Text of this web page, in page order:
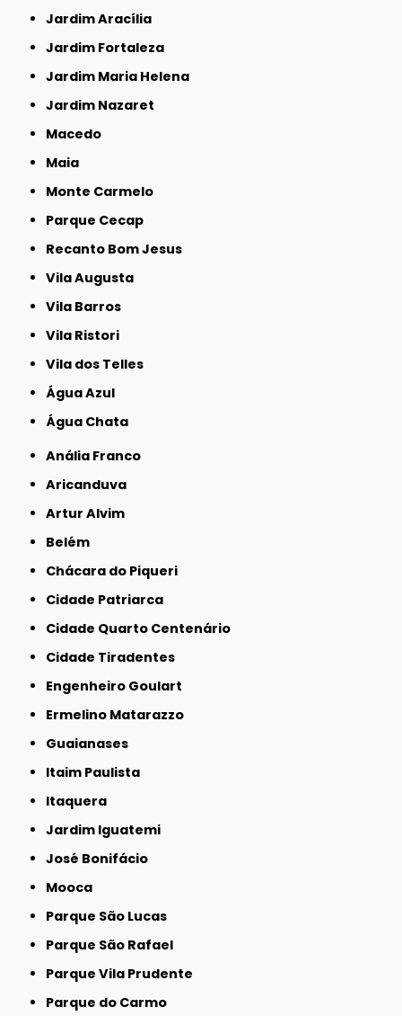
Jardim Aracília
Jardim Fortaleza
Jardim Maria Helena
Jardim Nazaret
Macedo
Maia
Monte Carmelo
Parque Cecap
Recanto Bom Jesus
Vila Augusta
Vila Barros
Vila Ristori
Vila dos Telles
Água Azul
Água Chata
Anália Franco
Aricanduva
Artur Alvim
Belém
Chácara do Piqueri
Cidade Patriarca
Cidade Quarto Centenário
Cidade Tiradentes
Engenheiro Goulart
Ermelino Matarazzo
Guaianases
Itaim Paulista
Itaquera
Jardim Iguatemi
José Bonifácio
Mooca
Parque São Lucas
Parque São Rafael
Parque Vila Prudente
Parque do Carmo